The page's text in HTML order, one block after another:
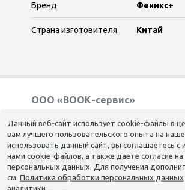
Бренд Феникс+
Страна изготовителя Китай
ООО «ВООК-сервис»
Согласие на обработку персональных данных
КАТАЛОГ
ДОСТАВКА
ОФОРМЛЕНИЕ ЗАКАЗА
О КОМПАНИИ
ТОП-500
Данный веб-сайт использует cookie-файлы в
вам лучшего пользовательского опыта на
использовать данный сайт, вы соглашаетесь с
нами cookie-файлов, а также даете согласие
персональных данных. Для получения
см. Политика обработки персональных данных
аналитики